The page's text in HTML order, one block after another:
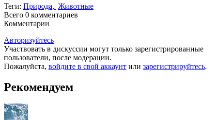
Теги: Природа, Животные
Всего 0 комментариев
Комментарии
Авторизуйтесь
Участвовать в дискуссии могут только зарегистрированные
пользователи, после модерации.
Пожалуйста, войдите в свой аккаунт или зарегистрируйтесь.
Рекомендуем